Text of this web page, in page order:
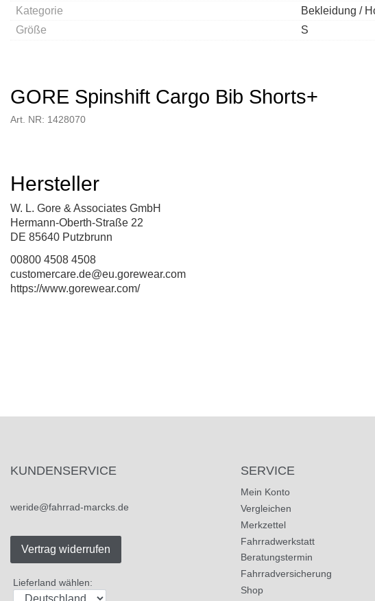
Kategorie
Bekleidung /
Größe
S
GORE Spinshift Cargo Bib Shorts+
Art. NR: 1428070
Hersteller
W. L. Gore & Associates GmbH
Hermann-Oberth-Straße 22
DE 85640 Putzbrunn
00800 4508 4508
customercare.de@eu.gorewear.com
https://www.gorewear.com/
KUNDENSERVICE
weride@fahrrad-marcks.de
Vertrag widerrufen
Lieferland wählen:
SERVICE
Mein Konto
Vergleichen
Merkzettel
Fahrradwerkstatt
Beratungstermin
Fahrradversicherung
Shop